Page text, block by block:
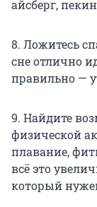
айсберг,
8. Ложитесь
сне отлично
правильно —
9. Найдите
физической
плавание,
всё это
который